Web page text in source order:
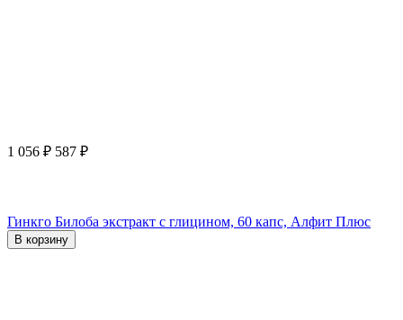
1 056 ₽ 587 ₽
Гинкго Билоба экстракт с глицином, 60 капс, Алфит Плюс
В корзину